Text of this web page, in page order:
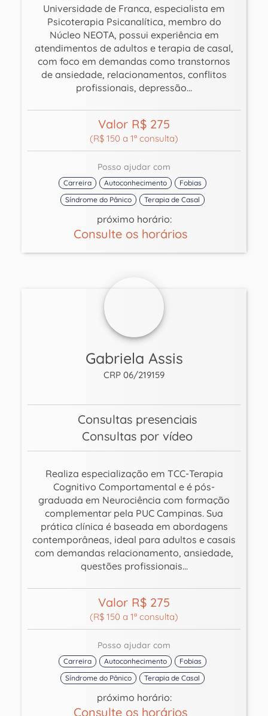
Universidade de Franca, especialista em
Psicoterapia Psicanalítica, membro do
Núcleo NEOTA, possui experiência em
atendimentos de adultos e terapia de casal,
com foco em demandas como transtornos
de ansiedade, relacionamentos, conflitos
profissionais, depressão...
Valor R$ 275
(R$ 150 a 1ª consulta)
Posso ajudar com
Carreira Autoconhecimento
Fobias
Síndrome do Pânico
Terapia de Casal
próximo horário:
Consulte os horários
Gabriela Assis
CRP 06/219159
Consultas presenciais
Consultas por vídeo
Realiza especialização em TCC-Terapia
Cognitivo Comportamental e é pós-
graduada em Neurociência com formação
complementar pela PUC Campinas. Sua
prática clínica é baseada em abordagens
contemporâneas, ideal para adultos e casais
com demandas relacionamento, ansiedade,
questões profissionais...
Valor R$ 275
(R$ 150 a 1ª consulta)
Posso ajudar com
Carreira Autoconhecimento
Fobias
Síndrome do Pânico
Terapia de Casal
próximo horário:
Consulte os horários